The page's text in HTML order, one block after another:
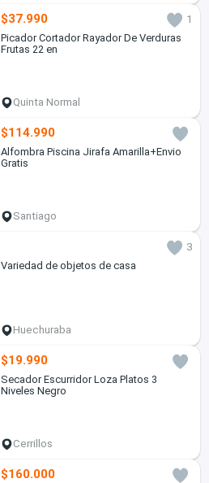
$37.990
1
Picador Cortador Rayador De Verduras
Frutas 22 en
Quinta Normal
$114.990
Alfombra Piscina Jirafa Amarilla+Envio
Gratis
Santiago
3
Variedad de objetos de casa
Huechuraba
$19.990
Secador Escurridor Loza Platos 3
Niveles Negro
Cerrillos
$160.000